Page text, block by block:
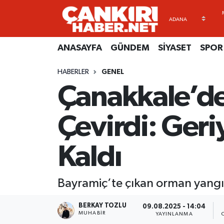
ANASAYFA GÜNDEM SİYASET SPOR
HABERLER GENEL
Çevirdi:
Kaldı
Bayramiç’te çıkan orman
BERKAY TOZLU
MUHABIR
09.08.2025 - 14:04
YAYINLANMA
ANASAYFA
SİYASET
EKONOMİ
RESMİ İLANLAR
Künye
Gizlilik Sözleşmesi
BİYOGRAFİLER
EKONOMİ
kimdir-nedir-nasil
Merkez Hava Durumu
Süper Lig Puan Durumu ve Fikstür
Tüm Manşetler
Son Dakika Haberleri
Haber Arşivi